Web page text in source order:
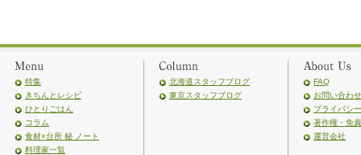
特集
きちんとレシピ
ひとりごはん
コラム
食材×台所 秘 ノート
料理家一覧
北海道スタッフブログ
東京スタッフブログ
FAQ
お問い合わせ
プライバシ
著作権・免
運営会社